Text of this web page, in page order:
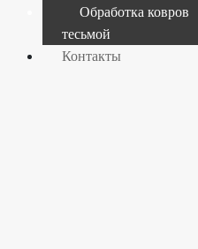
Форма
Обработка ковров
тесьмой
Контакты